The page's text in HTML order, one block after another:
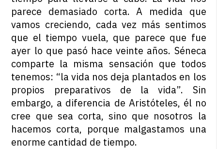
parece demasiado corta. A medida que
vamos creciendo, cada vez más sentimos
que el tiempo vuela, que parece que fue
ayer lo que pasó hace veinte años. Séneca
comparte la misma sensación que todos
tenemos: “la vida nos deja plantados en los
propios preparativos de la vida”. Sin
embargo, a diferencia de Aristóteles, él no
cree que sea corta, sino que nosotros la
hacemos corta, porque malgastamos una
enorme cantidad de tiempo.